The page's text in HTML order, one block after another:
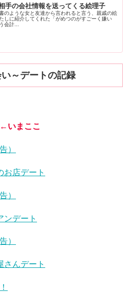
手の会社情報を送ってくる絵理子
のような女と友達から言われると言う、親戚の絵
しに紹介してくれた「がめつのがすごーく嫌い
会計...
～デートの記録
←いまここ
）
店デート
）
デート
）
んデート